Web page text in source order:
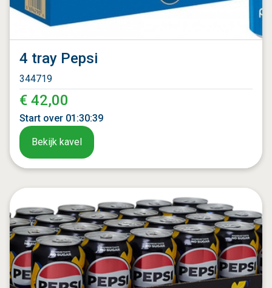
4 tray Pepsi
344719
€ 42,00
Start over 01 :30:37
Bekijk kavel